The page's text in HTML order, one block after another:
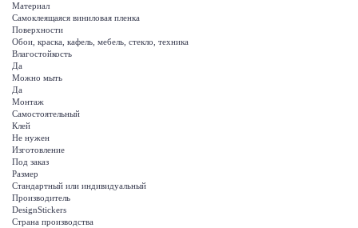
Материал
Самоклеящаяся виниловая пленка
Поверхности
Обои, краска, кафель, мебель, стекло, техника
Влагостойкость
Да
Можно мыть
Да
Монтаж
Самостоятельный
Клей
Не нужен
Изготовление
Под заказ
Размер
Стандартный или индивидуальный
Производитель
DesignStickers
Страна производства